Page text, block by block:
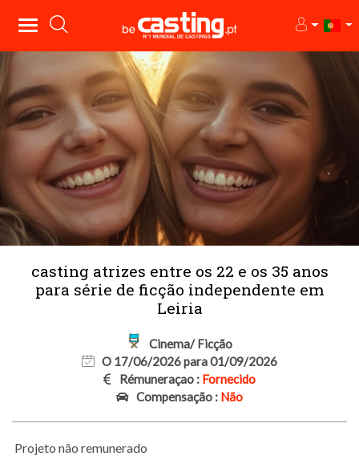
casting atrizes entre os 22 e os 35 anos
para série de ficção independente em
Leiria
Cinema/ Ficção
O 17/06/2026 para 01/09/2026
Rémuneraçao : Fornecido
Compensação : Não
Projeto não remunerado